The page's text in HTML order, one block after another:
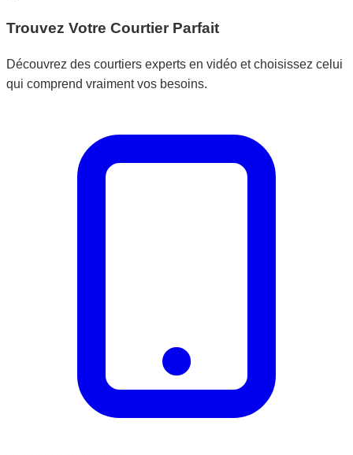
Trouvez Votre Courtier Parfait
Découvrez des courtiers experts en vidéo et choisissez celui
qui comprend vraiment vos besoins.